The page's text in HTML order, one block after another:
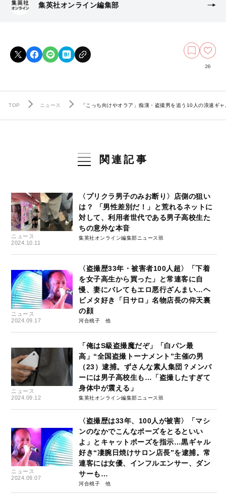
集英社オンライン編集部
26
TOP ニュース 「こっち向けやオラア」痴漢・盗撮男を追う10人の浪速ギ
関連記事
ニュース
2024.10.11
〈プリクラ男子のみお断り〉店側の狙い
は？ 「男性差別だ！」と荒れるネットに
対して、利用者世代である男子高校生た
ちの意外な本音
集英社オンライン編集部ニュース班
ニュース
2024.09.17
〈盗撮歴33年・被害者100人超〉「下着
を女子高生から買った」と常連客に自
慢、妻にバレてもエロ悪行ざんまい…ヘ
ビメタ好き「日サロ」名物店長の仰天裏
の顔
河合桃子
ニュース
2024.09.12
「俺はS級盗撮魔だぞ」「白パン最
高」“全国盗撮トーナメント”主催の男
（23）逮捕。ずさんな素人集団？メンバ
ーには男子高校生も…「盗撮したすぎて
身体中が震える」
集英社オンライン編集部ニュース班
ニュース
2024.09.07
〈盗撮歴は33年、100人が被害〉「マシ
ンのなかでこんなポーズをとるといい
よ」とキャットポーズを指示…黒ギャル
好き“凄腕日焼けサロン店長”を逮捕。常
連客には女優、インフルエンサー、ダン
サーも…
河合桃子